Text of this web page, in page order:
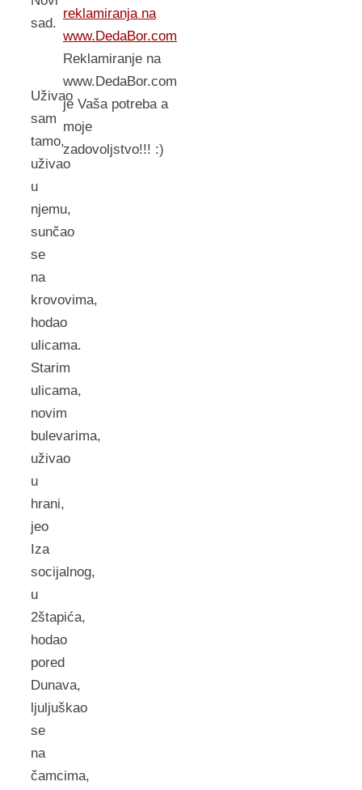
sad.
Uživao
sam
tamo,
uživao
u
njemu,
sunčao
se
na
krovovima,
hodao
ulicama.
Starim
ulicama,
novim
bulevarima,
uživao
u
hrani,
jeo
Iza
socijalnog,
u
2štapića,
hodao
pored
Dunava,
ljuljuškao
se
na
čamcima,
reklamiranja na
www.DedaBor.com
Reklamiranje na
www.DedaBor.com
je Vaša potreba a
moje
zadovoljstvo!!! :)